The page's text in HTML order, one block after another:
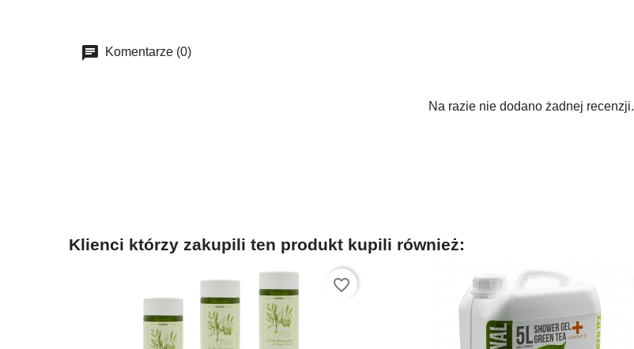
Komentarze (0)
Na razie nie dodano żadnej recenzji.
Klienci którzy zakupili ten produkt kupili również:
favorite_border